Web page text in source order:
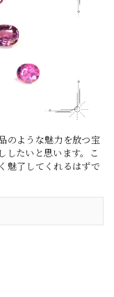
のような魅力を放つ宝
したいと思います。こ
魅了してくれるはずで